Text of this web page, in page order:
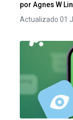
por Agnes W
Actualizado 01